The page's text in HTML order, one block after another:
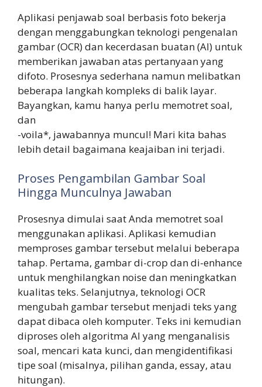
Aplikasi penjawab soal berbasis foto bekerja
dengan menggabungkan teknologi pengenalan
gambar (OCR) dan kecerdasan buatan (AI) untuk
memberikan jawaban atas pertanyaan yang
difoto. Prosesnya sederhana namun melibatkan
beberapa langkah kompleks di balik layar.
Bayangkan, kamu hanya perlu memotret soal,
dan
-voila*, jawabannya muncul! Mari kita bahas
lebih detail bagaimana keajaiban ini terjadi.
Proses Pengambilan Gambar Soal
Hingga Munculnya Jawaban
Prosesnya dimulai saat Anda memotret soal
menggunakan aplikasi. Aplikasi kemudian
memproses gambar tersebut melalui beberapa
tahap. Pertama, gambar di-crop dan di-enhance
untuk menghilangkan noise dan meningkatkan
kualitas teks. Selanjutnya, teknologi OCR
mengubah gambar tersebut menjadi teks yang
dapat dibaca oleh komputer. Teks ini kemudian
diproses oleh algoritma AI yang menganalisis
soal, mencari kata kunci, dan mengidentifikasi
tipe soal (misalnya, pilihan ganda, essay, atau
hitungan).